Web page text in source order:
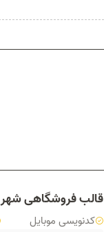
قالب فروشگاهی
کدنویسی موبایل